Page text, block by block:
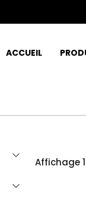
ACCUEIL
Affichage